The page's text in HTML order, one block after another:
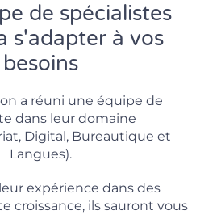
de spécialistes
s'adapter à vos
besoins
a réuni une équipe de
dans leur domaine
Digital, Bureautique et
Langues).
expérience dans des
croissance, ils sauront vous